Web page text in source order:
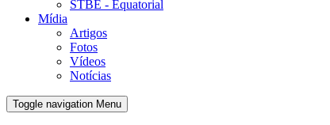
STBE - Equatorial
Mídia
Artigos
Fotos
Vídeos
Notícias
Toggle navigation Menu